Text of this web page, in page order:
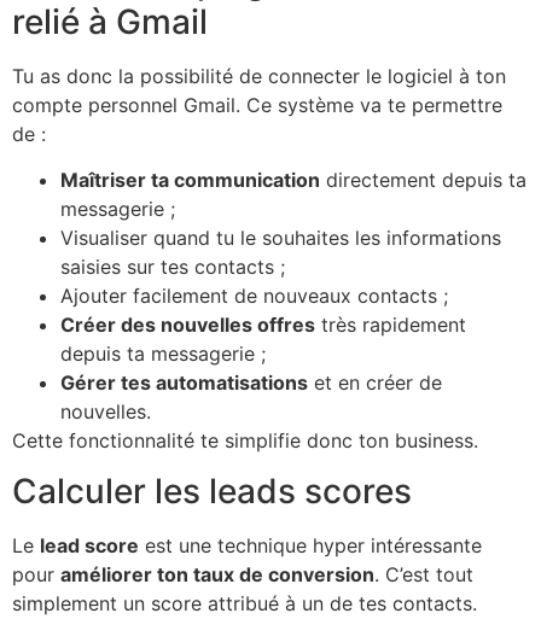
relié à Gmail
Tu as donc la possibilité de connecter le logiciel à ton
compte personnel Gmail. Ce système va te permettre
de :
Maîtriser ta communication directement depuis ta
messagerie ;
Visualiser quand tu le souhaites les informations
saisies sur tes contacts ;
Ajouter facilement de nouveaux contacts ;
Créer des nouvelles offres très rapidement
depuis ta messagerie ;
Gérer tes automatisations et en créer de
nouvelles.
Cette fonctionnalité te simplifie donc ton business.
Calculer les leads scores
Le lead score est une technique hyper intéressante
pour améliorer ton taux de conversion. C’est tout
simplement un score attribué à un de tes contacts.